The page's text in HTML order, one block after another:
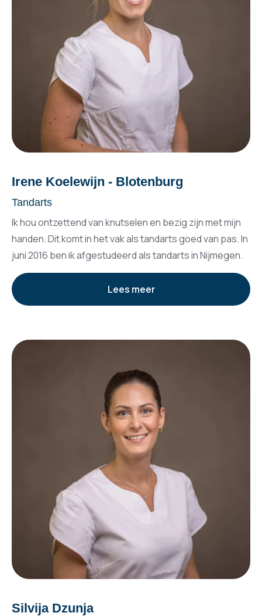
Irene Koelewijn - Blotenburg
Tandarts
Ik hou ontzettend van knutselen en bezig zijn met mijn
handen. Dit komt in het vak als tandarts goed van pas. In
juni 2016 ben ik afgestudeerd als tandarts in Nijmegen.
Lees meer
Silvija Dzunja